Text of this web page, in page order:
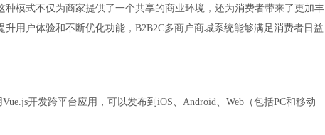
模式不仅为商家提供了一个共享的商业环境，还为消费者带来了更加丰
用户体验和不断优化功能，B2B2C多商户商城系统能够满足消费者日益
开发跨平台应用，可以发布到iOS、Android、Web（包括PC和移动